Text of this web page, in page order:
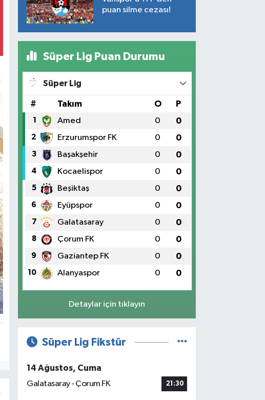
puan silme cezası!
Süper Lig Puan Durumu
Süper Lig
# Takım O P
1 Amed 0 0
2 Erzurumspor FK 0 0
3 Başakşehir 0 0
4 Kocaelispor 0 0
5 Beşiktaş 0 0
6 Eyüpspor 0 0
7 Galatasaray 0 0
8 Çorum FK 0 0
9 Gaziantep FK 0 0
10 Alanyaspor 0 0
Detaylar için tıklayın
Süper Lig Fikstür
14 Ağustos, Cuma
Galatasaray - Çorum FK
21:30